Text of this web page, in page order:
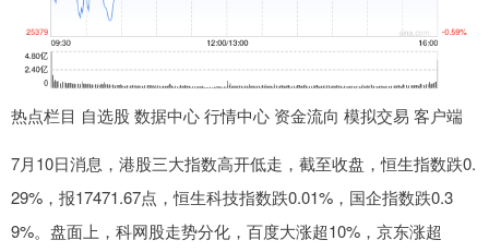
热点栏目 自选股 数据中心 行情中心 资金流向 模拟交易 客户端
7月10日消息，港股三大指数高开低走，截至收盘，恒生指数跌0.
29%，报17471.67点，恒生科技指数跌0.01%，国企指数跌0.3
9%。盘面上，科网股走势分化，百度大涨超10%，京东涨超